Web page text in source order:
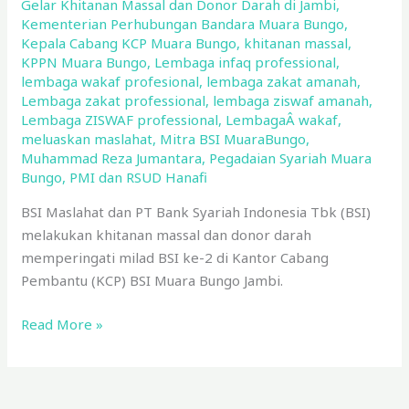
Gelar Khitanan Massal dan Donor Darah di Jambi,
Kementerian Perhubungan Bandara Muara Bungo,
Kepala Cabang KCP Muara Bungo, khitanan massal,
KPPN Muara Bungo, Lembaga infaq professional,
lembaga wakaf profesional, lembaga zakat amanah,
Lembaga zakat professional, lembaga ziswaf amanah,
Lembaga ZISWAF professional, LembagaÂ wakaf,
meluaskan maslahat, Mitra BSI MuaraBungo,
Muhammad Reza Jumantara, Pegadaian Syariah Muara
Bungo, PMI dan RSUD Hanafi
BSI Maslahat dan PT Bank Syariah Indonesia Tbk (BSI)
melakukan khitanan massal dan donor darah
memperingati milad BSI ke-2 di Kantor Cabang
Pembantu (KCP) BSI Muara Bungo Jambi.
Read More »